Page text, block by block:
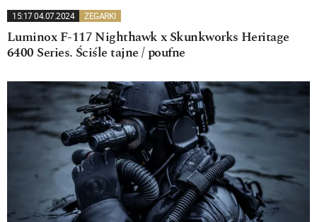
15:17 04.07.2024 ZEGARKI
Luminox F-117 Nighthawk x Skunkworks Heritage
6400 Series. Ściśle tajne / poufne